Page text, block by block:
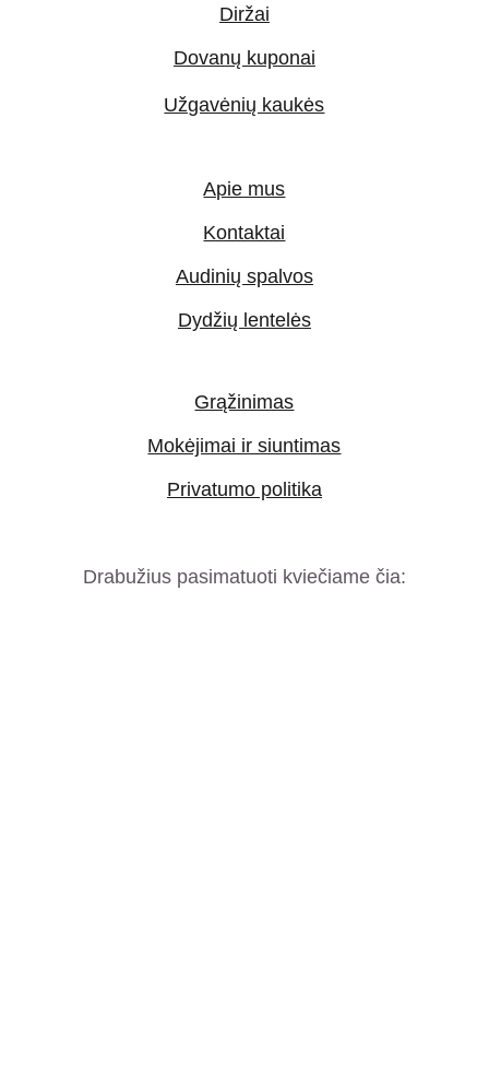
Mokėjimai ir siuntimas
Apie mus
Grąžinimas
Drabužius pasimatuoti kviečiame čia:
Privatumo politika
Kontaktai
Audinių spalvos
Dydžių lentelės
Dovanų kuponai
Diržai
Užgavėnių kaukės